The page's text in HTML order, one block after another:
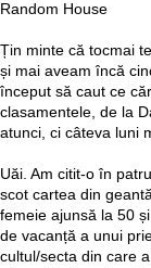
Random House
Țin minte că tocmai
și mai aveam încă
început să caut ce
clasamentele, de la
atunci, ci câteva luni
Uăi. Am citit-o în
scot cartea din
femeie ajunsă la 50
de vacanță a unui
cultul/secta din care